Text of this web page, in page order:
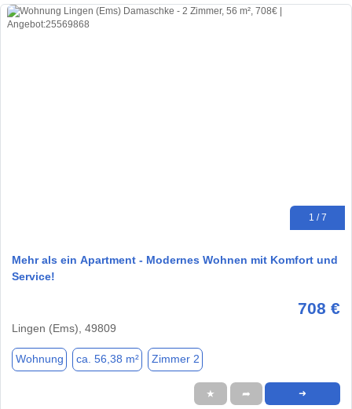
1 / 7
Mehr als ein Apartment - Modernes Wohnen mit Komfort und
Service!
708 €
Lingen (Ems), 49809
Wohnung ca. 56,38 m² Zimmer 2
★ ➦ ➜